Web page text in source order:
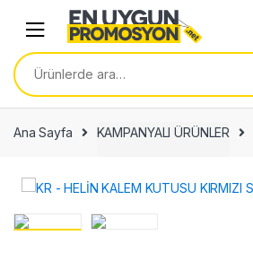
navigation
content
Ara:
Ana Sayfa KAMPANYALI ÜRÜNLER